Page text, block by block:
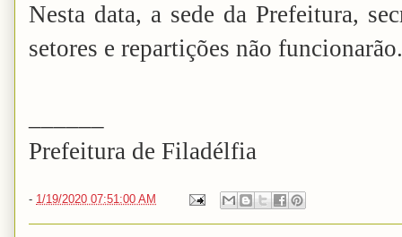
Nesta data, a sede da Prefeitura,
setores e repartições não funcionarão.
Prefeitura de Filadélfia
- 1/19/2020 07:51:00 AM